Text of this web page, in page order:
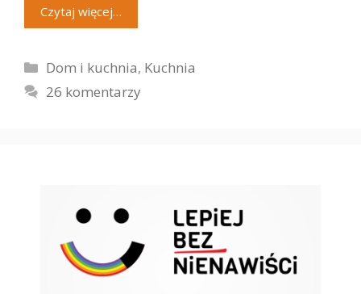
Czytaj więcej…
Kategorie
Dom i kuchnia, Kuchnia
26 komentarzy